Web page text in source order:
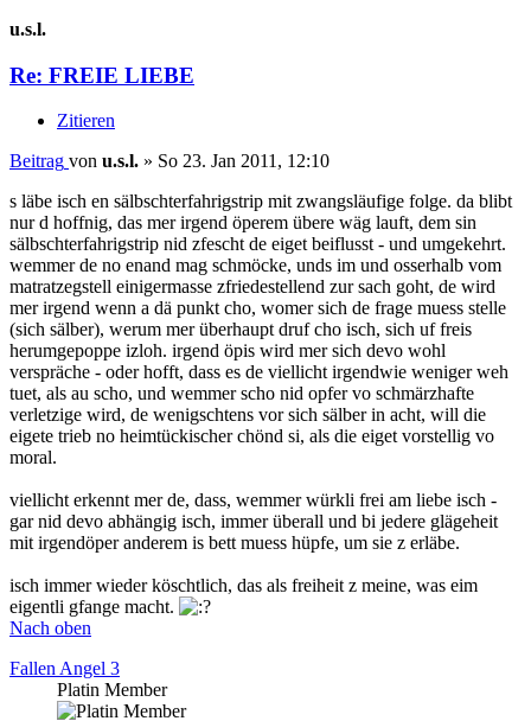
u.s.l.
Re: FREIE LIEBE
Zitieren
Beitrag von u.s.l. » So 23. Jan 2011, 12:10
s läbe isch en sälbschterfahrigstrip mit zwangsläufige folge. da blibt
nur d hoffnig, das mer irgend öperem übere wäg lauft, dem sin
sälbschterfahrigstrip nid zfescht de eiget beiflusst - und umgekehrt.
wemmer de no enand mag schmöcke, unds im und osserhalb vom
matratzegstell einigermasse zfriedestellend zur sach goht, de wird
mer irgend wenn a dä punkt cho, womer sich de frage muess stelle
(sich sälber), werum mer überhaupt druf cho isch, sich uf freis
herumgepoppe izloh. irgend öpis wird mer sich devo wohl
verspräche - oder hofft, dass es de viellicht irgendwie weniger weh
tuet, als au scho, und wemmer scho nid opfer vo schmärzhafte
verletzige wird, de wenigschtens vor sich sälber in acht, will die
eigete trieb no heimtückischer chönd si, als die eiget vorstellig vo
moral.
viellicht erkennt mer de, dass, wemmer würkli frei am liebe isch -
gar nid devo abhängig isch, immer überall und bi jedere glägeheit
mit irgendöper anderem is bett muess hüpfe, um sie z erläbe.
isch immer wieder köschtlich, das als freiheit z meine, was eim
eigentli gfange macht.
Nach oben
Fallen Angel 3
Platin Member